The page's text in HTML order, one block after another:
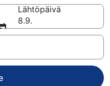
Lähtöpäivä
8.9.